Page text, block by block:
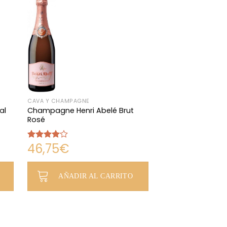
CAVA Y CHAMPAGNE
Champagne Henri Abelé Brut
Rosé
Valorado
en4.00
de 5
46,75€
AÑADIR AL CARRITO